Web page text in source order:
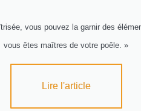
vous pouvez la garnir des
vous êtes maîtres de votre poêle. »
Lire l'article